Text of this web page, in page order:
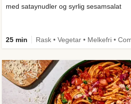
med sataynudler og syrlig sesamsalat
25 min